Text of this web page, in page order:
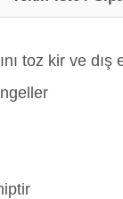
toz kir ve dış